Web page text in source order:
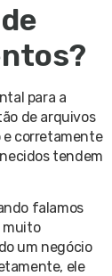
para a
de arquivos
e corretamente
tendem
falamos
muito
um negócio
ele